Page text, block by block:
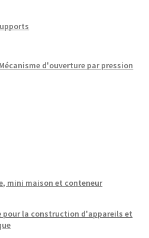
d'ouverture par pression
mini maison et conteneur
la construction d'appareils et